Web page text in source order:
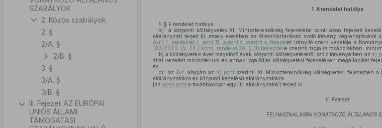
SZABÁLYOK
2. Közös szabályok
2. §
2/A. §
2/B. §
3. §
3/A. §
3/B. §
III. Fejezet AZ EURÓPAI
UNIÓS ÁLLAMI
TÁMOGATÁSI
1. A rendelet hatálya
1. § E rendelet hatálya
a) 1
a központi költségvetés XI. Miniszterelnökség fejezetébe sorolt azon fejezeti
előirányzat) terjed ki, amely esetében az államháztartásról szóló törvény végrehajtásáról
Ávr.) 1. melléklet I. pont 11. alpontja szerint a fejezetet irányító szerv vezetője a
182/2022. (V. 24.) Korm. rendelet 30. § (1) bekezdése szerinti tagja (a továbbiakban:
b) a költségvetési évet megelőző évek központi költségvetéséről szóló törvényeiben az a)
által vezetett minisztérium és annak jogelődjei költségvetési fejezetében megállapított
és
c) 2 az Ávr. alapján az a) pontszerinti XI. Miniszterelnökség költségvetési fejezetben
előirányzatokra és központi kezelésű előirányzatokra
[az a)–c) ponta továbbiakban együtt: előirányzatok] terjed ki.
II. Fejezet
FELHASZNÁLÁSRA VONATKOZÓ ÁLTALÁNOS